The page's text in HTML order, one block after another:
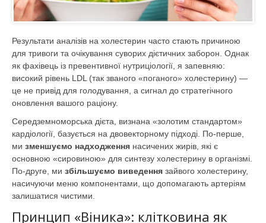
Результати аналізів на холестерин часто стають причиною
для тривоги та очікування суворих дієтичних заборон. Однак
як фахівець із превентивної нутриціології, я запевняю:
високий рівень LDL (так званого «поганого» холестерину) —
це не привід для голодування, а сигнал до стратегічного
оновлення вашого раціону.
Середземноморська дієта, визнана «золотим стандартом»
кардіології, базується на двовекторному підході. По-перше,
ми зменшуємо надходження насичених жирів, які є
основною «сировиною» для синтезу холестерину в організмі.
По-друге, ми збільшуємо виведення зайвого холестерину,
насичуючи меню компонентами, що допомагають артеріям
залишатися чистими.
Принцип «Віника»: клітковина як